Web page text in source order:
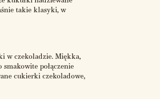
takie klasyki, w
w czekoladzie. Miękka,
połączenie
cukierki czekoladowe,